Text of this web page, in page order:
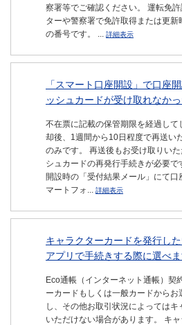
察署等でご確認ください。 運転免
ターや警察署で免許取得または更
の番号です。 ... 詳細表示
「スマート口座開設」で口座
ッシュカードが受け取れなかっ
不在票に記載の保管期限を経過して
却後、1週間から10日程度で再送い
のみです。 再送後もお受け取りい
シュカードの再発行手続きが必要
開設時の「受付結果メール」にて
マートフォ... 詳細表示
キャラクターカードを発行し
アプリで手続きする際に選べま
Eco通帳（インターネット通帳）契
ーカードもしくは一般カードから
し、その他お取引状況によっては
いただけない場合があります。 キ